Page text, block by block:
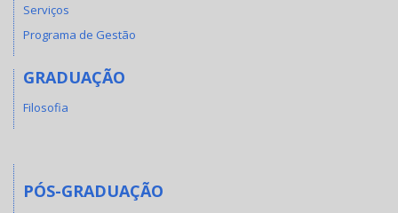
Serviços
Programa de Gestão
GRADUAÇÃO
Filosofia
PÓS-GRADUAÇÃO